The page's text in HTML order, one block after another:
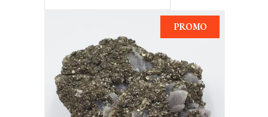
Bismuth
Bois Silicifié
Brazilianite
PROMO
AJOUTER AU PANIER